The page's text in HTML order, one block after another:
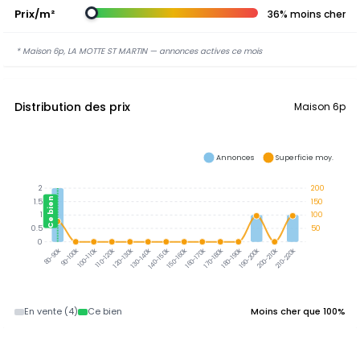
Prix/m² 36% moins cher
* Maison 6p, LA MOTTE ST MARTIN — annonces actives ce mois
Distribution des prix Maison 6p
80-90k90-100k100-110k110-120k120-130k130-140k140-150k150-160k160-170k170-180k180-190k190-200k200-210k210-220k
Ce bien
200
150
100
50
2
1.5
1
0.5
0
Annonces Superficie moy.
En vente (4) Ce bien Moins cher que 100%